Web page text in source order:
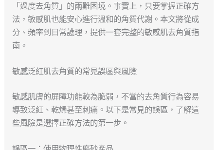
「過度去角質」的兩難困境。事實上，只要掌握正確方
法，敏感肌也能安心進行溫和的角質代謝。本文將從成
分、頻率到日常護理，提供一套完整的敏感肌去角質指
南。
敏感泛紅肌去角質的常見誤區與風險
敏感肌膚的屏障功能較為脆弱，不當的去角質行為容易
導致泛紅、乾燥甚至刺痛。以下是常見的誤區，了解這
些風險是選擇正確方法的第一步。